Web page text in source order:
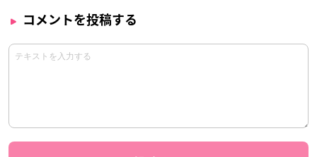
コメントを投稿する